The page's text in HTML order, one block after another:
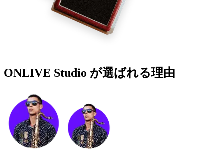
ONLIVE Studio が選ばれる理由